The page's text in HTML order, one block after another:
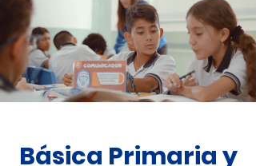
Básica Primaria y